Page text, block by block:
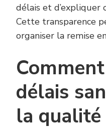
délais et d’expliquer
Cette transparence
organiser la remise
délais
la qualité